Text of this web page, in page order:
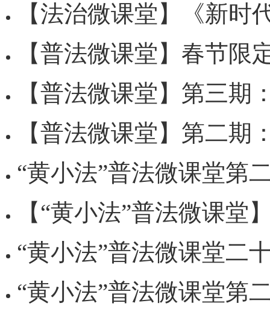
【法治微课堂】《新时代“小雷锋”
【普法微课堂】春节限定普法！
【普法微课堂】第三期：青少年的骑
【普法微课堂】第二期：年终防骗总动员
“黄小法”普法微课堂第二季，开讲啦！——微
【“黄小法”普法微课堂】守法
“黄小法”普法微课堂二十三课《别
“黄小法”普法微课堂第二十二课《